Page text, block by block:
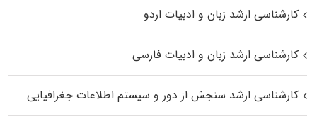
کارشناسی ارشد زبان و ادبیات اردو
کارشناسی ارشد زبان و ادبیات فارسی
کارشناسی ارشد سنجش از دور و سیستم اطلاعات جغرافیایی